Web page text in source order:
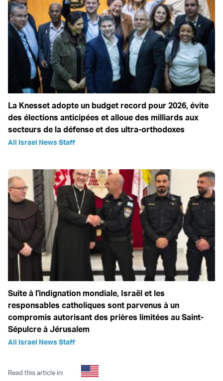
La Knesset adopte un budget record pour 2026, évite
des élections anticipées et alloue des milliards aux
secteurs de la défense et des ultra-orthodoxes
All Israel News Staff
Suite à l'indignation mondiale, Israël et les
responsables catholiques sont parvenus à un
compromis autorisant des prières limitées au Saint-
Sépulcre à Jérusalem
All Israel News Staff
Read this article in: